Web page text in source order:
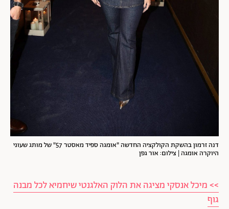
דנה זרמון בהשקת הקולקציה החדשה "אומגה ספיד מאסטר 57" של מותג שעוני
היוקרה אומגה | צילום: אור גפן
>> מיכל אנסקי מציגה את הלוק האלגנטי שיחמיא לכל מבנה
גוף